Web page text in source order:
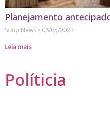
Planejamento
Soup News
08/05/2023
Leia mais
Políticia